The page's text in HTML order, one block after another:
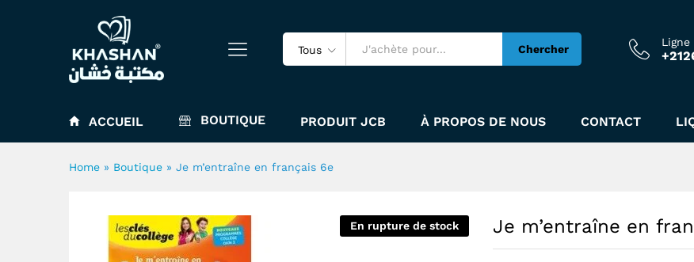
Tous Chercher
ACCUEIL BOUTIQUE PRODUIT JCB À PROPOS DE NOUS CONTACT
Home » Boutique » Je m’entraîne en français 6e
En rupture de stock Je m’entraîne en